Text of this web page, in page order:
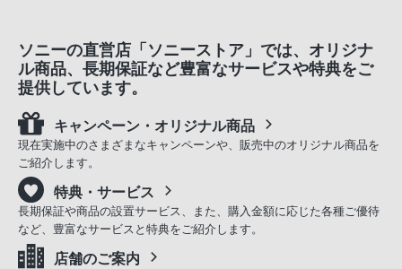
ソニーの直営店「ソニーストア」では、オリジナ
ル商品、長期保証など豊富なサービスや特典をご
提供しています。
キャンペーン・オリジナル商品
現在実施中のさまざまなキャンペーンや、販売中のオリジナル商品を
ご紹介します。
特典・サービス
長期保証や商品の設置サービス、また、購入金額に応じた各種ご優待
など、豊富なサービスと特典をご紹介します。
店舗のご案内